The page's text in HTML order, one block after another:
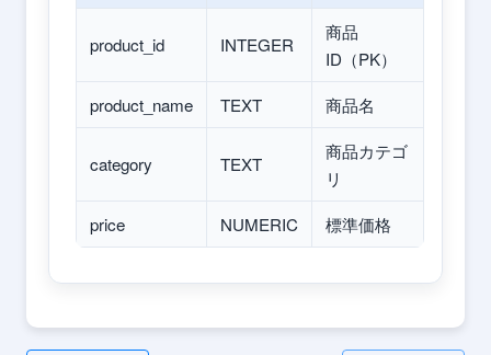
product_id INTEGER
商品
ID（PK）
product_name
TEXT 商品名
category TEXT
商品カテゴ
リ
price
NUMERIC 標準価格